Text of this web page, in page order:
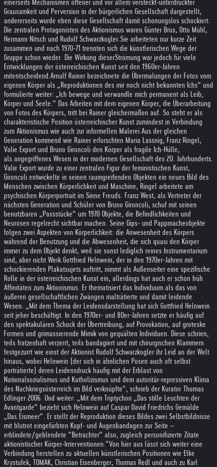
einerseits Mechanismen offener und vor allem versteckt-unterdrückter
Grausamkeit und Perversion in der bürgerlichen Gesellschaft dargestellt,
andererseits wurde eben diese Gesellschaft damit schonungslos schockiert.
Die zentralen Protagonisten des Aktionismus waren Günter Brus, Otto Mühl,
Hermann Nitsch und Rudolf Schwarzkogler.Sie arbeiteten nur kurze Zeit
zusammen und nach 1970-71 trennten sich die künstlerischen Wege der
Gruppe schon wieder. Die Wirkung dieserStrömung war jedoch für viele
Entwicklungen der österreichischen Kunst seit den 1960er-Jahren
mitentscheidend.Arnulf Rainer bezeichnete die Übermalungen der Fotos vom
eigenen Körper als „Reproduktionen des mir noch nicht bekannten Ichs“ und
formulierte weiter: „Ich bewege und verwandle mich permanent als Leib,
Körper und Seele.“ Das Arbeiten mit dem eigenen Körper, die Überarbeitung
von Fotos des Körpers, tritt bei Rainer gleichermaßen auf. So steht er als
charakteristische Position österreichischer Kunst zumindest in Verbindung
zum Aktionismus wie auch zur informellen Malerei.Aus der gleichen
Generation kommend wie Rainer erforschten Maria Lassnig, Franz Ringel,
Valie Export und Bruno Gironcoli den Körper als fragile Ich-Hülle,
als angegriffenes Wesen in der modernen Gesellschaft des 20. Jahrhunderts.
Valie Export wurde zu einer zentralen Figur der feministischen Kunst,
Gironcoli entwickelte in seinen raumgreifenden Objekten ein neues Bild des
Menschen zwischen Körperlichkeit und Maschine, Ringel arbeitete am
psychischen Körperportrait im Sinne Freuds. Franz West, als Vertreter der
nächsten Generation und Schüler von Bruno Gironcoli, schuf mit seinen
benutzbaren „Passstücke“ um 1970 Objekte, die Befindlichkeiten und
Neurosen regelrecht sichtbar machen. Seine Gips- und Pappmacheobjekte
folgen zwei Aspekten von Körperlichkeit: die Anwesenheit des Körpers
während der Benutzung und die Abwesenheit, die sich quasi den Körper
immer zu dem Objekt denkt, weil sie sonst lediglich reines Instrumentarium
sind, aber nicht Werk.Gottfried Helnwein, der in den 1970er-Jahren mit
schockierenden Plakatsujets auftritt, nimmt als Außenseiter eine spezifische
Rolle in der österreichischen Kunst ein, allerdings hat auch er schon früh
Affinitäten zum Aktionismus. Er thematisiert das Individuum als das von
äußeren gesellschaftlichen Zwängen malträtierte und damit leidende
Wesen. „Mit dem Thema der Leidensdarstellung hat sich Gottfried Helnwein
seit jeher beschäftigt. In den 1970er- und 80er-Jahren setzte er häufig auf
den spektakulären Schock der Übertreibung, auf Provokation, auf groteske
Formen und grimassierende Mimik von gequälten Individuen. Diese schrien,
teils fratzenhaft verzerrt, teils bandagiert und mit chirurgischen Klammern
festgezurrt wie einst der Aktionist Rudolf Schwarzkogler ihr Leid an der Welt
hinaus, wobei Helnwein (der sich in ähnlichen Posen auch oft selbst
porträtierte) deren Leidensdruck häufig mit der Erblast von
Nationalsozialismus und Katholizismus und dem autoritär-repressiven Klima
des Nachkriegsösterreich im Bild verknüpfte“, schrieb der Kurator Thomas
Edlinger 2006. Und weiter: „Mit dem Triptychon „Das stille Leuchten der
Avantgarde“ bezieht sich Helnwein auf Caspar David Friedrichs Gemälde
„Das Eismeer“. Er stellt der Reproduktion dieses Bildes zwei Selbstbildnisse
mit blutrot eingefärbten Kopf- und Augenbandagen zur Seite –
erblindete/geblendete “Betrachter“ also, zugleich personifizierte Zitate
aktionistischer Körper-Interventionen.“Von hier aus lässt sich weiter eine
Verbindung herstellen zu aktuellen künstlerischen Positionen wie Elke
Krystufek, TOMAK, Christian Eisenberger, Thomas Redl und auch zu Karl